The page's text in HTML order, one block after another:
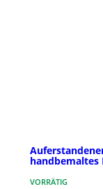
handbemaltes
VORRÄTIG